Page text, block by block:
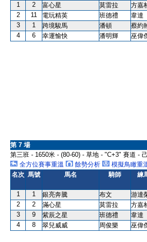
1 2 富心星 莫雷拉 方嘉
2
11 電玩精英 班德禮 韋達
3
1 跨境駿馬 潘頓 蔡約
4
6 幸運愉快 潘明輝 巫偉
第 7 場
第三班 - 1650米 - (80-60) - 草地 - "C+3" 賽道 -
全方位賽事重溫
餘勢分析
模擬鳥瞰重
名次 馬號 馬名 騎師 練
1 1 銀亮奔騰 布文 游達
2
2 滿心星 莫雷拉 方嘉
3
9 紫辰之星 班德禮 韋達
4
8 翠兒威威 周俊樂 巫偉